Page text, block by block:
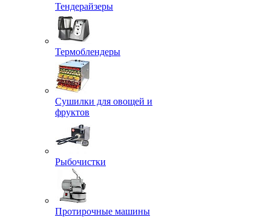
Тендерайзеры
Термоблендеры
Сушилки для овощей и
фруктов
Рыбочистки
Протирочные машины